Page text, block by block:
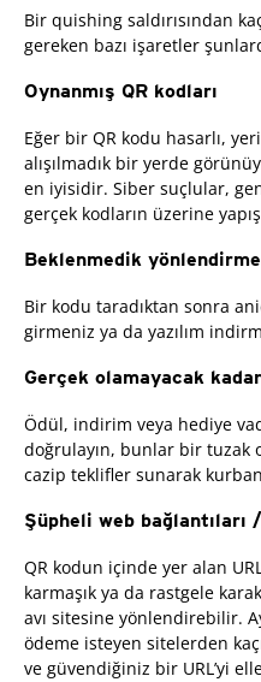
Bir quishing saldırısından
gereken bazı işaretler
Oynanmış QR kodları
Eğer bir QR kodu hasarlı,
alışılmadık bir yerde
en iyisidir. Siber suçlular,
gerçek kodların üzerine
Beklenmedik
Bir kodu taradıktan sonra
girmeniz ya da yazılım
Gerçek olamayacak
Ödül, indirim veya hediye
doğrulayın, bunlar bir tuzak
cazip teklifler sunarak
Şüpheli web bağlantıları
QR kodun içinde yer alan
karmaşık ya da rastgele
avı sitesine yönlendirebilir.
ödeme isteyen sitelerden
ve güvendiğiniz bir URL’yi